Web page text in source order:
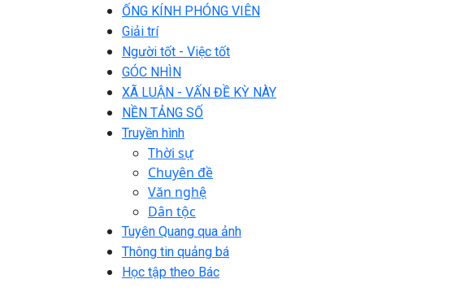
ỐNG KÍNH PHÓNG VIÊN
Giải trí
Người tốt - Việc tốt
GÓC NHÌN
XÃ LUẬN - VẤN ĐỀ KỲ NÀY
NỀN TẢNG SỐ
Truyền hình
Thời sự
Chuyên đề
Văn nghệ
Dân tộc
Tuyên Quang qua ảnh
Thông tin quảng bá
Học tập theo Bác